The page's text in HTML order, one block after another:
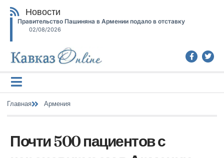
Новости
Правительство Пашиняна в Армении подало в отставку
02/08/2026
Главная Армения
Почти 500 пациентов с